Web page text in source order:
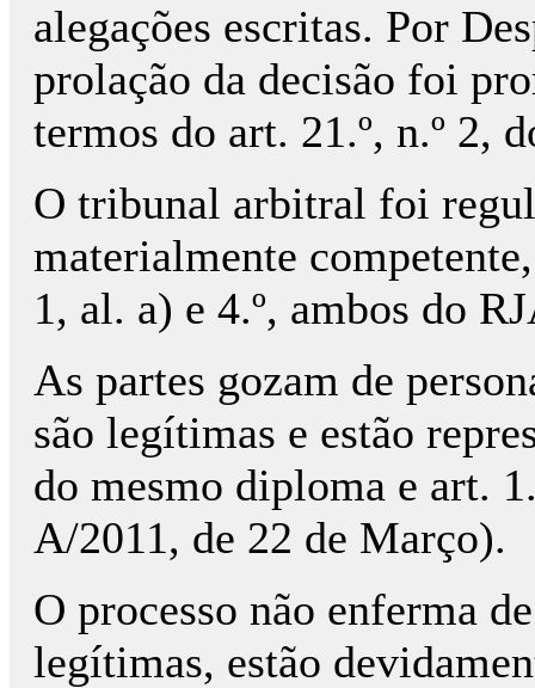
alegações escritas. Por
prolação da decisão foi
termos do art. 21.º, n.º 2,
O tribunal arbitral foi
materialmente
1, al. a) e 4.º, ambos do
As partes gozam de
são legítimas e estão
do mesmo diploma e art.
A/2011, de 22 de Março).
O processo não enferma
legítimas, estão